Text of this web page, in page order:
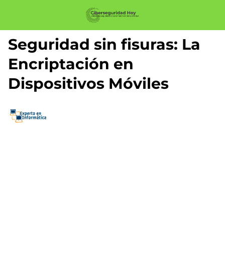
Seguridad sin fisuras: La
Encriptación en
Dispositivos Móviles